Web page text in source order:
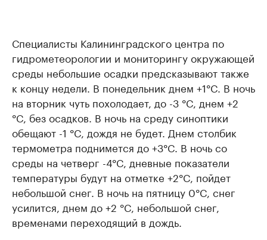
Специалисты Калининградского центра по
гидрометеорологии и мониторингу окружающей
среды небольшие осадки предсказывают также
к концу недели. В понедельник днем +1°C. В ночь
на вторник чуть похолодает, до -3 °C, днем +2
°C, без осадков. В ночь на среду синоптики
обещают -1 °C, дождя не будет. Днем столбик
термометра поднимется до +3°C. В ночь со
среды на четверг -4°C, дневные показатели
температуры будут на отметке +2°C, пойдет
небольшой снег. В ночь на пятницу 0°C, снег
усилится, днем до +2 °C, небольшой снег,
временами переходящий в дождь.